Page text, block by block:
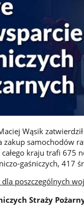
Wąsik
samochodów
kraju trafi 675
gaśniczych, 417
poszczególnych
Straży